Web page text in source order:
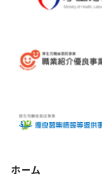
ホーム